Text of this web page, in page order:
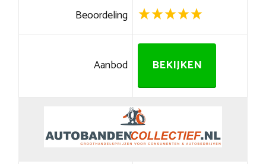
Beoordeling
Aanbod BEKIJKEN